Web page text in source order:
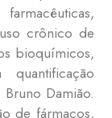
crônico de
bioquímicos,
Damião.
de fármacos,